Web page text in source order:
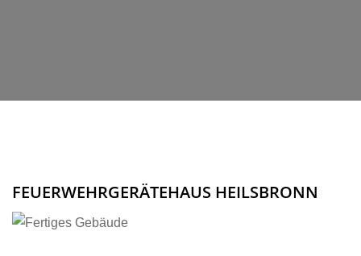
FEUERWEHRGERÄTEHAUS HEILSBRONN